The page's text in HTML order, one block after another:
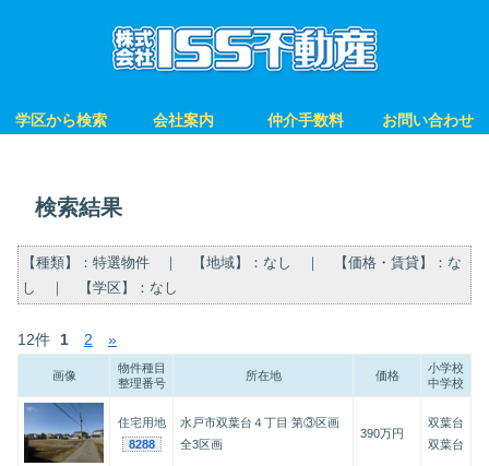
学区から検索 会社案内 仲介手数料 お問い合わせ
検索結果
【種類】：特選物件 ｜ 【地域】：なし ｜ 【価格・賃貸】：な
し ｜ 【学区】：なし
12件 1 2 »
画像
物件種目
整理番号
所在地 価格
小学校
中学校
住宅用地
8288
水戸市双葉台４丁目 第③区画
全3区画
390万円
双葉台
双葉台